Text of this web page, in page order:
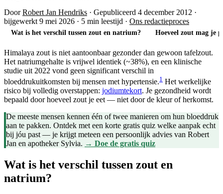
DoorRobert Jan Hendriks · Gepubliceerd 4 december 2012 ·
bijgewerkt 9 mei 2026 · 5 min leestijd · Ons redactieproces
Wat is het verschil tussen zout en natrium? Hoeveel zout mag je
Himalaya zout is niet aantoonbaar gezonder dan gewoon tafelzout.
Het natriumgehalte is vrijwel identiek (~38%), en een klinische
studie uit 2022 vond geen significant verschil in
bloeddrukuitkomsten bij mensen met hypertensie.1 Het werkelijke
risico bij volledig overstappen: jodiumtekort. Je gezondheid wordt
bepaald door hoeveel zout je eet — niet door de kleur of herkomst.
De meeste mensen kennen één of twee manieren om hun bloeddruk
aan te pakken. Ontdek met een korte gratis quiz welke aanpak echt
bij jóu past — je krijgt meteen een persoonlijk advies van Robert
Jan en apotheker Sylvia. → Doe de gratis quiz
Wat is het verschil tussen zout en
natrium?